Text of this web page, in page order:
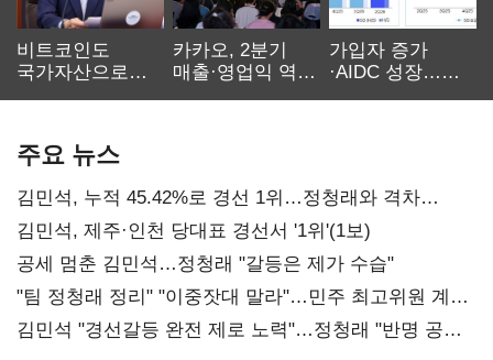
비트코인도
국가자산으로…'
카카오, 2분기
매출·영업익 역대
가입자 증가
·AIDC 성장…
주요 뉴스
김민석, 누적 45.42%로 경선 1위…정청래와 격차
0.86%p(2보)
김민석, 제주·인천 당대표 경선서 '1위'(1보)
공세 멈춘 김민석…정청래 "갈등은 제가 수습"
"팀 정청래 정리" "이중잣대 말라"…민주 최고위원 계파
다툼 격화
김민석 "경선갈등 완전 제로 노력"…정청래 "반명 공세